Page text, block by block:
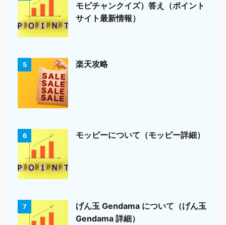
モピチャンクイズ）答え（ポイント
サイト最新情報）
5 楽天攻略
6 モッピーについて（モッピー詳細）
7
げん玉 Gendama について（げん玉
Gendama 詳細）